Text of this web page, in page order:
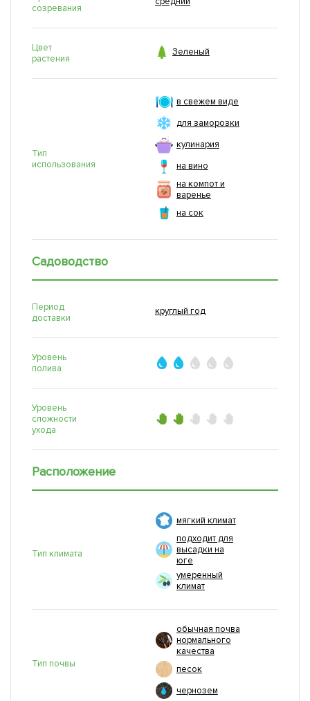
созревания
Цвет
растения
 Зеленый
Тип
использования
в свежем виде
для заморозки
кулинария
на вино
на компот и
варенье
на сок
Садоводство
Период
доставки
круглый год
Уровень
полива
Уровень
сложности
ухода
Расположение
Тип климата
мягкий климат
подходит для
высадки на
юге
умеренный
климат
Тип почвы
обычная почва
нормального
качества
песок
чернозем